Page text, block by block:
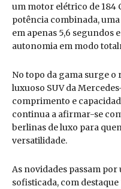
um motor elétrico de 184
potência combinada,
em apenas 5,6 segundos
autonomia em modo
No topo da gama surge o
luxuoso SUV da
comprimento e
continua a afirmar-se
berlinas de luxo para
versatilidade.
As novidades passam
sofisticada, com